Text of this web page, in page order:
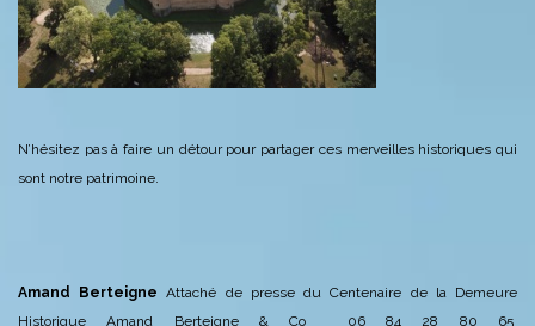
N’hésitez pas à faire un détour pour partager ces merveilles historiques qui
sont notre patrimoine.
Amand Berteigne
Attaché de presse du Centenaire de la Demeure
Historique
Amand Berteigne & Co 06 84 28 80 65